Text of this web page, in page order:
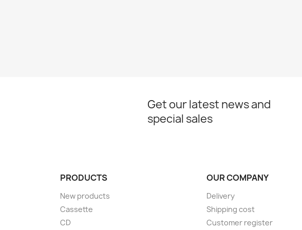
Get our latest news and
special sales
PRODUCTS
New products
Cassette
CD
OUR COMPANY
Delivery
Shipping cost
Customer register